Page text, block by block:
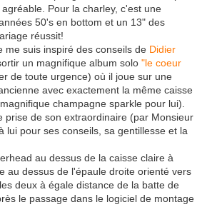
Pour la charley, c'est une
50's en bottom et un 13" des
réussit!
me suis inspiré des conseils de Didier
un magnifique album solo "le coeur
de toute urgence) où il joue sur une
avec exactement la même caisse
champagne sparkle pour lui).
prise de son extraordinaire (par Monsieur
lui pour ses conseils, sa gentillesse et la
au dessus de la caisse claire à
au dessus de l'épaule droite orienté vers
deux à égale distance de la batte de
le passage dans le logiciel de montage